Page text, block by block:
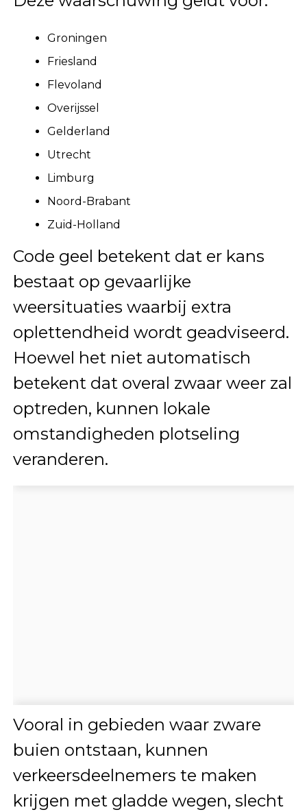
Groningen
Friesland
Flevoland
Overijssel
Gelderland
Utrecht
Limburg
Noord-Brabant
Zuid-Holland
Code geel betekent dat er kans
bestaat op gevaarlijke
weersituaties waarbij extra
oplettendheid wordt geadviseerd.
Hoewel het niet automatisch
betekent dat overal zwaar weer zal
optreden, kunnen lokale
omstandigheden plotseling
veranderen.
Vooral in gebieden waar zware
buien ontstaan, kunnen
verkeersdeelnemers te maken
krijgen met gladde wegen, slecht